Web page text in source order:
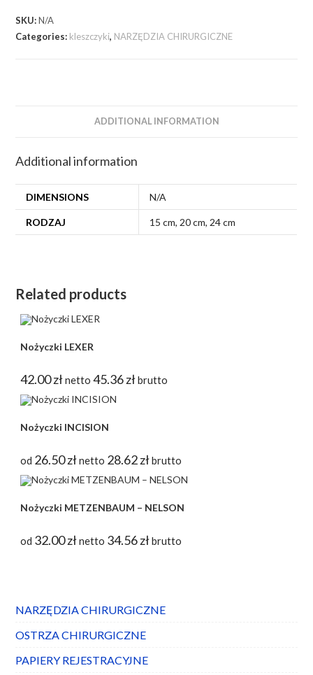
SKU:N/A
Categories: kleszczyki, NARZĘDZIA CHIRURGICZNE
ADDITIONAL INFORMATION
Additional information
DIMENSIONS N/A
RODZAJ 15 cm, 20 cm, 24 cm
Related products
Nożyczki LEXER
42.00złnetto 45.36zł brutto
Nożyczki INCISION
od 26.50złnetto 28.62złbrutto
Nożyczki METZENBAUM – NELSON
od 32.00złnetto 34.56złbrutto
NARZĘDZIA CHIRURGICZNE
OSTRZA CHIRURGICZNE
PAPIERY REJESTRACYJNE